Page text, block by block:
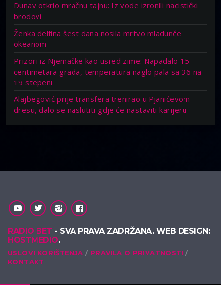
Dunav otkrio mračnu tajnu: Iz vode izronili nacistički
brodovi
Ženka delfina šest dana nosila mrtvo mladunče
okeanom
Prizori iz Njemačke kao usred zime: Napadalo 15
centimetara grada, temperatura naglo pala sa 36 na
19 stepeni
Alajbegović prije transfera trenirao u Pjanićevom
dresu, dalo se naslutiti gdje će nastaviti karijeru
RADIO BET - SVA PRAVA ZADRŽANA. WEB DESIGN:
HOSTMEDIO.
USLOVI KORIŠTENJA
PRAVILA O PRIVATNOSTI
KONTAKT